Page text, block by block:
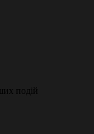
подій